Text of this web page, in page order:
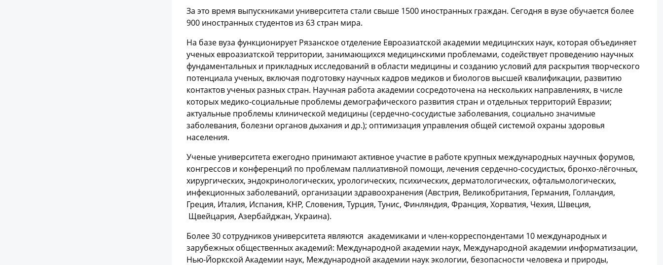
За это время выпускниками университета стали свыше 1500 иностранных граждан. Сегодня в вузе обучается более
900 иностранных студентов из 63 стран мира.
На базе вуза функционирует Рязанское отделение Евроазиатской академии медицинских наук, которая объединяет
ученых евроазиатской территории, занимающихся медицинскими проблемами, содействует проведению научных
фундаментальных и прикладных исследований в области медицины и созданию условий для раскрытия творческого
потенциала ученых, включая подготовку научных кадров медиков и биологов высшей квалификации, развитию
контактов ученых разных стран. Научная работа академии сосредоточена на нескольких направлениях, в числе
которых медико-социальные проблемы демографического развития стран и отдельных территорий Евразии;
актуальные проблемы клинической медицины (сердечно-сосудистые заболевания, социально значимые
заболевания, болезни органов дыхания и др.); оптимизация управления общей системой охраны здоровья
населения.
Ученые университета ежегодно принимают активное участие в работе крупных международных научных форумов,
конгрессов и конференций по проблемам паллиативной помощи, лечения сердечно-сосудистых, бронхо-лёгочных,
хирургических, эндокринологических, урологических, психических, дерматологических, офтальмологических,
инфекционных заболеваний, организации здравоохранения (Австрия, Великобритания, Германия, Голландия,
Греция, Италия, Испания, КНР, Словения, Турция, Тунис, Финляндия, Франция, Хорватия, Чехия, Швеция,
Щвейцария, Азербайджан, Украина).
Более 30 сотрудников университета являются академиками и член-корреспондентами 10 международных и
зарубежных общественных академий: Международной академии наук, Международной академии информатизации,
Нью-Йоркской Академии наук, Международной академии наук экологии, безопасности человека и природы,